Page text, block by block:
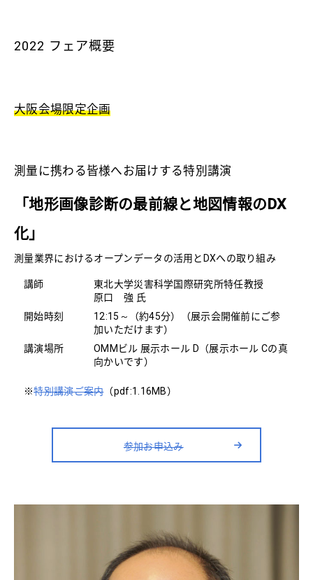
2022 フェア概要
大阪会場限定企画
測量に携わる皆様へお届けする特別講演
「地形画像診断の最前線と地図情報のDX
化」
測量業界におけるオープンデータの活用とDXへの取り組み
講師
東北大学災害科学国際研究所特任教授
原口 強 氏
開始時刻
12:15～（約45分）（展示会開催前にご参
加いただけます）
講演場所
OMMビル 展示ホール D（展示ホール Cの真
向かいです）
※特別講演ご案内（pdf:1.16MB）
参加お申込み